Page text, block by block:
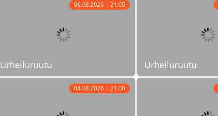
Urheiluruutu
06.08.2026 | 21:05
Urheiluruutu
04.08.2026 | 21:00